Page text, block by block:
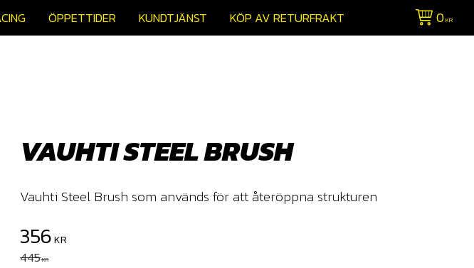
ÖPPETTIDER KUNDTJÄNST KÖP AV RETURFRAKT 0KR
VAUHTI STEEL BRUSH
​Vauhti Steel Brush som används för att återöppna strukturen
Nedsatt pris:
356KR
Ordinarie pris:
445KR